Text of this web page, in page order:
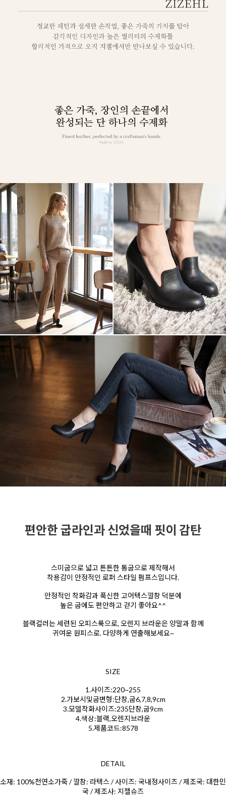
편안한 굽라인과 신었을때 핏이 감탄
스미굽으로 넓고 튼튼한 통굽으로 제작해서
착용감이 안정적인 로퍼 스타일 펌프스입니다.
안정적인 착화감과 푹신한 고어텍스깔창 덕분에
높은 굽에도 편안하고 걷기 좋아요^^
블랙컬러는 세련된 오피스룩으로, 오렌지 브라운은 양말과 함께
귀여운 원피스로. 다양하게 연출해보세요~
SIZE
1.사이즈:220~255
2.가보시및굽변형:단창,굽6,7,8,9cm
3.모델착화사이즈:235단창,굽9cm
4.색상:블랙,오렌지브라운
5.제품코드:8578
DETAIL
소재: 100%천연소가죽 / 깔창: 라텍스 / 사이즈: 국내정사이즈 / 제조국: 대한민
국 / 제조사: 지젤슈즈